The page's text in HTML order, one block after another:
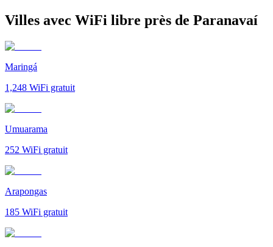
Villes avec WiFi libre près de Paranavaí
Maringá
1,248 WiFi gratuit
Umuarama
252 WiFi gratuit
Arapongas
185 WiFi gratuit